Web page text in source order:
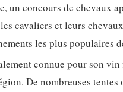
un concours de chevaux
cavaliers et leurs
les plus populaires
connue pour son
De nombreuses